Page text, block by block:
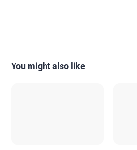
You might also like